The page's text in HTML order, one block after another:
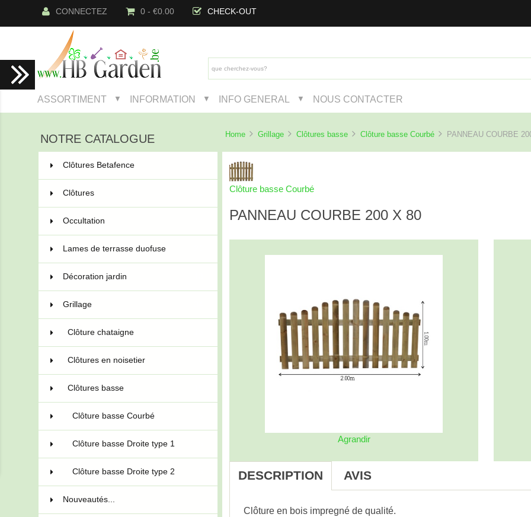
CONNECTEZ 0 - €0.00 CHECK-OUT
ASSORTIMENT ▼ INFORMATION ▼ INFO GENERAL ▼ NOUS CONTACTER
NOTRE CATALOGUE
Clôtures Betafence
Clôtures
Occultation
Lames de terrasse duofuse
Décoration jardin
Grillage
Clôture chataigne
Clôtures en noisetier
Clôtures basse
Clôture basse Courbé
Clôture basse Droite type 1
Clôture basse Droite type 2
Nouveautés...
Home Grillage Clôtures basse Clôture basse Courbé PANNEAU COURBE
Clôture basse Courbé
PANNEAU COURBE 200 X 80
Agrandir
DESCRIPTION AVIS
Clôture en bois impregné de qualité.